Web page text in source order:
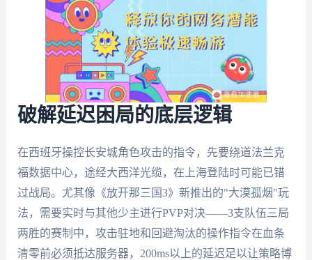
破解延迟困局的底层逻辑
在西班牙操控长安城角色攻击的指令，先要绕道法兰克
福数据中心，途经大西洋光缆，在上海登陆时可能已错
过战局。尤其像《放开那三国3》新推出的"大漠孤烟"玩
法，需要实时与其他少主进行PVP对决——3支队伍三局
两胜的赛制中，攻击驻地和回避淘汰的操作指令在血条
清零前必须抵达服务器，200ms以上的延迟足以让策略博